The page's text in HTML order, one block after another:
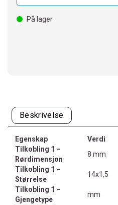
På lager
Beskrivelse
Egenskap Verdi
Tilkobling 1 –
Rørdimensjon
8 mm
Tilkobling 1 –
Størrelse
14x1,5
Tilkobling 1 –
Gjengetype
mm